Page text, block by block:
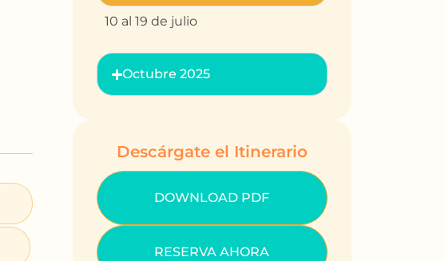
10 al 19 de julio
Octubre 2025
Descárgate el Itinerario
DOWNLOAD PDF
RESERVA AHORA